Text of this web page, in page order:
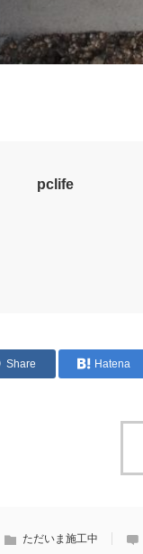
pclife
Share Hatena
ただいま施工中